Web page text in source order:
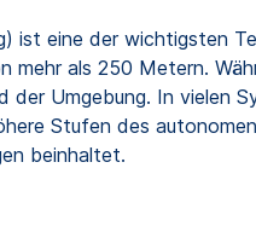
ist eine der wichtigsten
mehr als 250 Metern.
Umgebung. In vielen
Stufen des
beinhaltet.